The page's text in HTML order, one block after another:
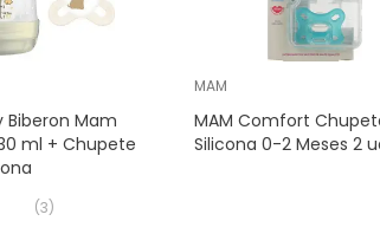
Biberon Mam
ml + Chupete
(3)
MAM
MAM Comfort
Silicona 0-2 Meses 2